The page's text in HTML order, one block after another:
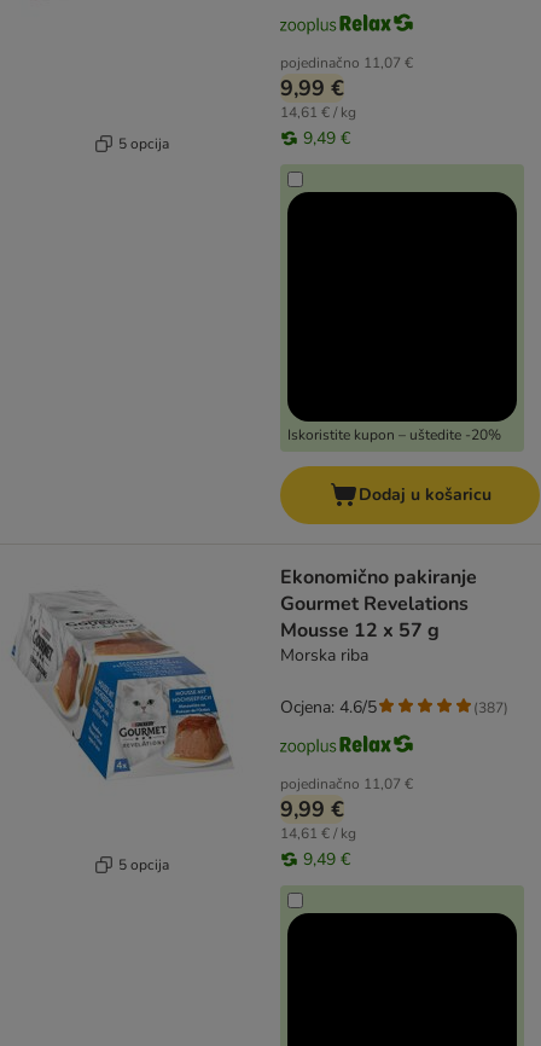
5 opcija
pojedinačno 11,07 €
9,99 €
14,61 € / kg
9,49 €
Iskoristite kupon – uštedite -20%
Dodaj u košaricu
5 opcija
Ekonomično pakiranje
Gourmet Revelations
Mousse 12 x 57 g
Morska riba
pojedinačno 11,07 €
9,99 €
14,61 € / kg
9,49 €
Ocjena: 4.6/5 (387)